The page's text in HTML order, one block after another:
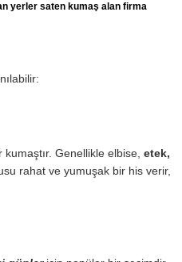
yerler saten kumaş alan firma
Genellikle elbise, etek,
rahat ve yumuşak bir his verir,